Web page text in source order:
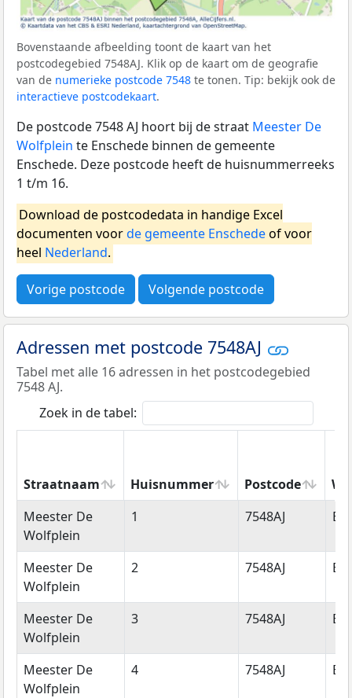
Bovenstaande afbeelding toont de kaart van het
postcodegebied 7548AJ. Klik op de kaart om de geografie
van de numerieke postcode 7548 te tonen. Tip: bekijk ook de
interactieve postcodekaart.
De postcode 7548 AJ hoort bij de straat Meester De
Wolfplein te Enschede binnen de gemeente
Enschede. Deze postcode heeft de huisnummerreeks
1 t/m 16.
Download de postcodedata in handige Excel
documenten voorde gemeente Enschedeof voor
heel Nederland.
Vorige postcode Volgende postcode
Adressen met postcode 7548AJ
Tabel met alle 16 adressen in het postcodegebied
7548 AJ.
Zoek in de tabel:
Straatnaam Huisnummer Postcode
Straatnaam
Huisnummer Postcode
Meester De
Wolfplein
1 7548AJ
Meester De
Wolfplein
2 7548AJ
Meester De
Wolfplein
3 7548AJ
Meester De
Wolfplein
4 7548AJ